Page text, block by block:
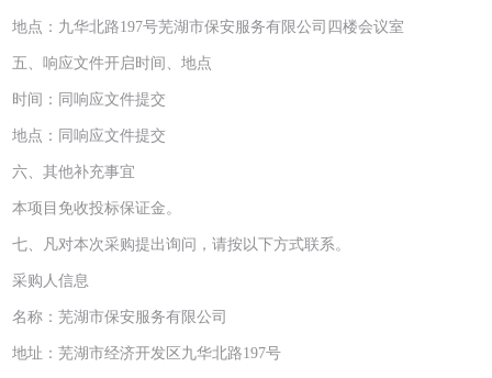
地点：九华北路197号芜湖市保安服务有限公司四楼会议室
五、响应文件开启时间、地点
时间：同响应文件提交
地点：同响应文件提交
六、其他补充事宜
本项目免收投标保证金。
七、凡对本次采购提出询问，请按以下方式联系。
采购人信息
名称：芜湖市保安服务有限公司
地址：芜湖市经济开发区九华北路197号